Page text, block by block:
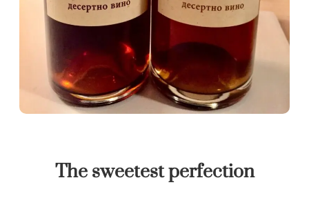
The sweetest perfection